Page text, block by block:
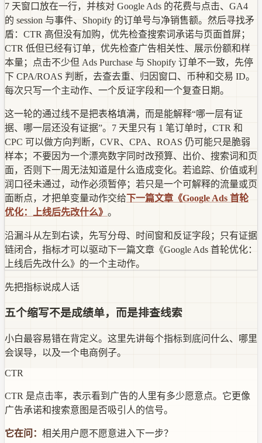
7 天窗口放在一行，并核对 Google Ads 的花费与点击、GA4
的 session 与事件、Shopify 的订单号与净销售额。然后寻找矛
盾：CTR 高但没有加购，优先检查搜索词承诺与页面首屏；
CTR 低但已经有订单，优先检查广告相关性、展示份额和样
本量；点击不少但 Ads Purchase 与 Shopify 订单不一致，先停
下 CPA/ROAS 判断，去查去重、归因窗口、币种和交易 ID。
每次只写一个主动作、一个反证字段和一个复查日期。
这一轮的通过线不是把表格填满，而是能解释“哪一层有证
据、哪一层还没有证据”。7 天里只有 1 笔订单时，CTR 和
CPC 可以做方向判断，CVR、CPA、ROAS 仍可能只是脆弱
样本；不要因为一个漂亮数字同时改预算、出价、搜索词和页
面，否则下一周无法知道是什么造成变化。若追踪、价值或利
润口径未通过，动作必须暂停；若只是一个可解释的流量或页
面断点，才把单变量动作交给下一篇文章《Google Ads 首轮
优化：上线后先改什么》 。
沿漏斗从左到右读，先写分母、时间窗和反证字段；只有证据
链闭合，指标才可以驱动下一篇文章《Google Ads 首轮优化：
上线后先改什么》的一个主动作。
先把指标说成人话
五个缩写不是成绩单，而是排查线索
小白最容易错在背定义。这里先讲每个指标到底问什么、哪里
会误导，以及一个电商例子。
CTR
CTR 是点击率，表示看到广告的人里有多少愿意点。它更像
广告承诺和搜索意图是否吸引人的信号。
它在问： 相关用户愿不愿意进入下一步？